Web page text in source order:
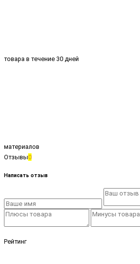
товара в течение 30 дней
материалов
Отзывы0
Написать отзыв
Рейтинг